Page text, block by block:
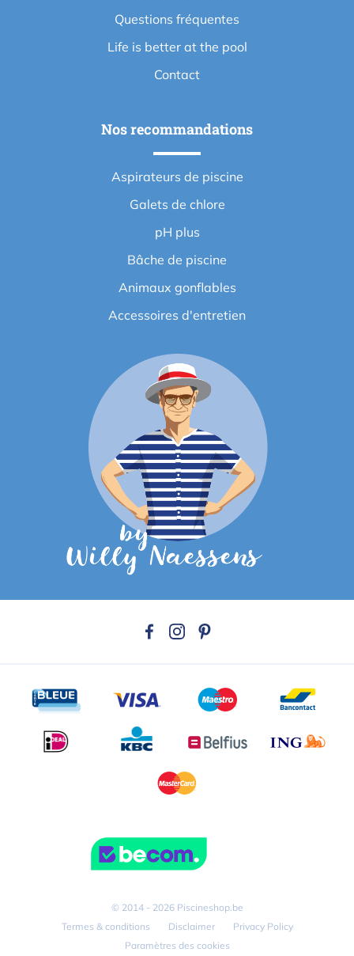
Questions fréquentes
Life is better at the pool
Contact
Nos recommandations
Aspirateurs de piscine
Galets de chlore
pH plus
Bâche de piscine
Animaux gonflables
Accessoires d'entretien
© 2014 - 2026 Piscineshop.be
Termes & conditions
Disclaimer
Privacy Policy
Paramètres des cookies